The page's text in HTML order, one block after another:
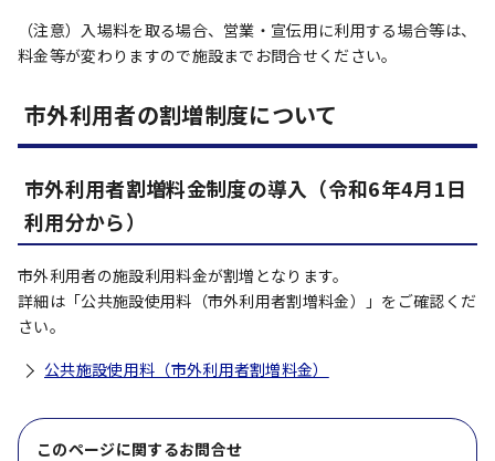
（注意）入場料を取る場合、営業・宣伝用に利用する場合等は、
料金等が変わりますので施設までお問合せください。
市外利用者の割増制度について
市外利用者割増料金制度の導入（令和6年4月1日
利用分から）
市外利用者の施設利用料金が割増となります。
詳細は「公共施設使用料（市外利用者割増料金）」をご確認くだ
さい。
公共施設使用料（市外利用者割増料金）
このページに関するお問合せ